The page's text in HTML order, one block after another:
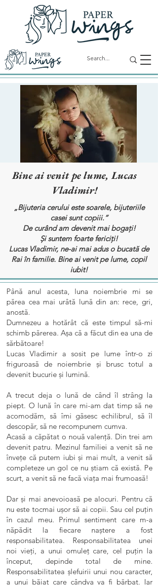
Bine ai venit pe lume, Lucas
Vladimir!
„Bijuteria cerului este soarele, bijuteriile
casei sunt copiii.”
De curând am devenit mai bogați!
Și suntem foarte fericiți!
Lucas Vladimir, ne-ai mai adus o bucată de
Rai în familie. Bine ai venit pe lume, copil
iubit!
Până anul acesta, luna noiembrie mi se
părea cea mai urâtă lună din an: rece, gri,
anostă.
Dumnezeu a hotărât că este timpul să-mi
schimb părerea. Așa că a făcut din ea una de
sărbătoare!
Lucas Vladimir a sosit pe lume într-o zi
friguroasă de noiembrie și brusc totul a
devenit bucurie și lumină.
A trecut deja o lună de când îl strâng la
piept. O lună în care mi-am dat timp să ne
acomodăm, să îmi găsesc echilibrul, să îl
descopăr, să ne recompunem cumva.
Acasă a căpătat o nouă valență. Din trei am
devenit patru. Mezinul familiei a venit să ne
învețe că putem iubi și mai mult, a venit să
completeze un gol ce nu știam că există. Pe
scurt, a venit să ne facă viața mai frumoasă!
Dar și mai anevoioasă pe alocuri. Pentru că
nu este tocmai ușor să ai copii. Sau cel puțin
în cazul meu. Primul sentiment care m-a
năpădit la fiecare naștere a fost
responsabilitatea. Responsabilitatea unei
noi vieți, a unui omuleț care, cel puțin la
început, depinde total de mine.
Responsabilitatea șlefuirii unui nou caracter,
a unui băiat care cândva va fi bărbat. Iar